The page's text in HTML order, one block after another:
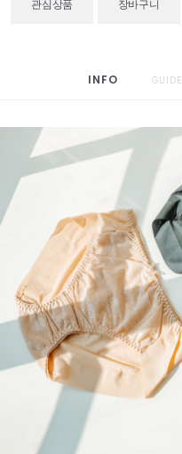
관심상품 장바구니
INFO GUIDE